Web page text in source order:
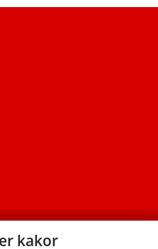
kakor